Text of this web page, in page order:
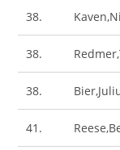
38.
38.
38.
41.